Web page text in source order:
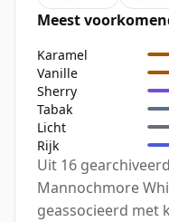
Meest
Karamel
Vanille
Sherry
Tabak
Licht
Rijk
Uit 16
Mannochmore
geassocieerd met